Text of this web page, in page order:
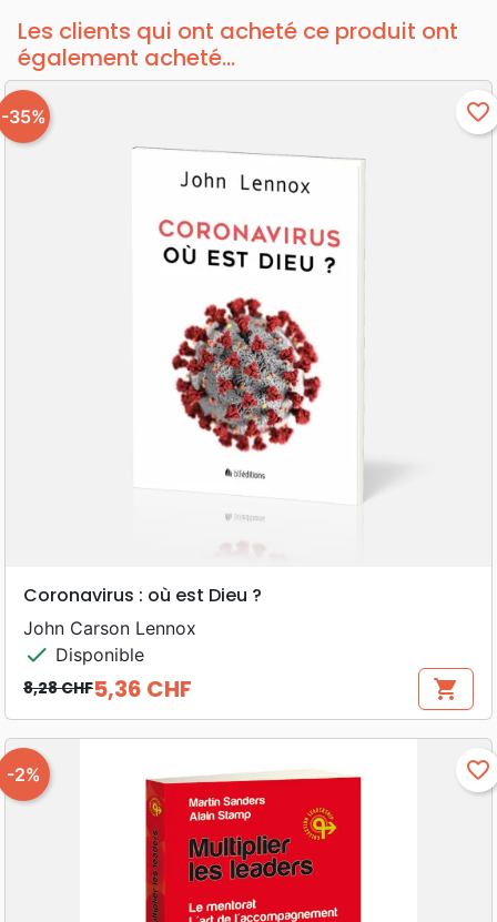
Les clients qui ont acheté ce produit ont
également acheté...
-35% favorite_border
Coronavirus : où est Dieu ?
John Carson Lennox
check Disponible
Prix de base
8,28 CHF
Prix 5,36 CHF shopping_cart
-2% favorite_border